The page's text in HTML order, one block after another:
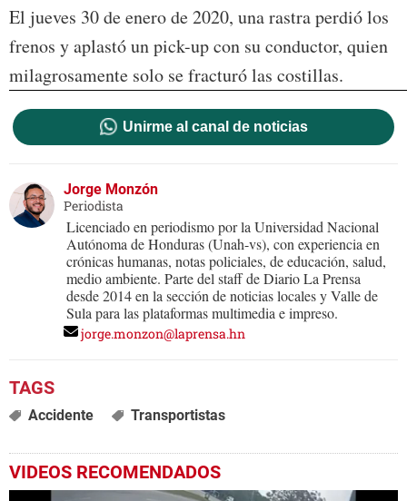
El jueves 30 de enero de 2020, una rastra perdió los
frenos y aplastó un pick-up con su conductor, quien
milagrosamente solo se fracturó las costillas.
Unirme al canal de noticias
Jorge Monzón
Periodista
Licenciado en periodismo por la Universidad Nacional
Autónoma de Honduras (Unah-vs), con experiencia en
crónicas humanas, notas policiales, de educación, salud,
medio ambiente. Parte del staff de Diario La Prensa
desde 2014 en la sección de noticias locales y Valle de
Sula para las plataformas multimedia e impreso.
jorge.monzon@laprensa.hn
Accidente Transportistas
VIDEOS RECOMENDADOS